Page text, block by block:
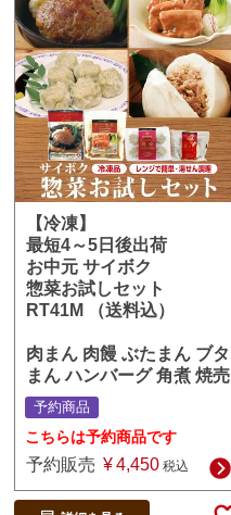
【冷凍】
最短4～5日後出荷
お中元 サイボク
惣菜お試しセット
RT41M （送料込）
肉まん 肉饅 ぶたまん ブタ
まん ハンバーグ 角煮 焼売
予約商品
こちらは予約商品です
予約販売 ¥ 4,450 税込